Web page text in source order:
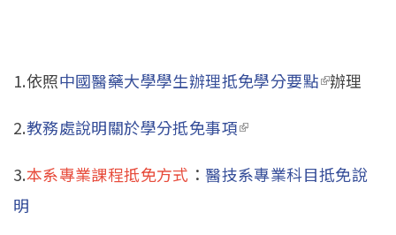
1.依照中國醫藥大學學生辦理抵免學分要點(link is
辦理
2.教務處說明關於學分抵免事項(link is external)
3.本系專業課程抵免方式 ： 醫技系專業科目抵免說
明